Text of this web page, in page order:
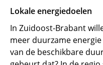
Lokale energiedoelen
In Zuidoost-Brabant
meer duurzame
van de beschikbare